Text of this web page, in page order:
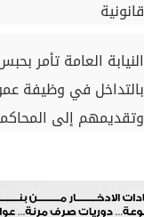
قانونية
النيابة العامة تأمر
بالتداخل في وظيفة
وتقديمهم إلى